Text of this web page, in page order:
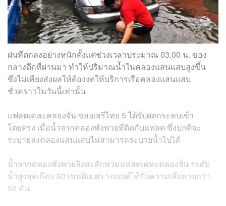
ฝนที่ตกลงอย่างหนักตั้งแต่ช่วงเวลาประมาณ 03.00 น. ของ
กลางดึกที่ผ่านมา ทำให้ปริมาณน้ำในคลองแสนแสบสูงขึ้น
ซึ่งไม่เพียงส่งผลให้ต้องงดให้บริการเรือคลองแสนแสบ
ชั่วคราวในวันนี้เท่านั้น
แฟลตเคหะคลองจั่น ซอยเสรีไทย 5 ได้รับผลกระทบเข้า
โดยตรง เมื่อน้ำจากคลองพังพวยที่ติดกับแฟลต ซึ่งปกติจะ
ระบายลงคลองแสนแสบไม่สามารถระบายน้ำไปได้
น้ำจากคลองพังพวยจึงทะลักท่วมแฟลตเคหะคลองจั่น ระดับ
น้ำสูงสุดเกือบ 60 เซนติเมตร รถยนต์ได้รับความเสียหายกว่า
50 คัน